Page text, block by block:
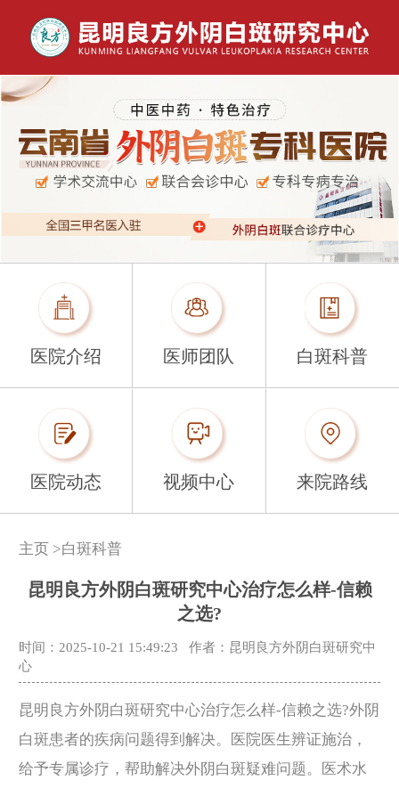
医院介绍 医师团队 白斑科普
医院动态 视频中心 来院路线
主页 >白斑科普
昆明良方外阴白斑研究中心治疗怎么样-信赖
之选?
时间：2025-10-21 15:49:23
作者：昆明良方外阴白斑研究中
心
昆明良方外阴白斑研究中心治疗怎么样-信赖之选?外阴
白斑患者的疾病问题得到解决。医院医生辨证施治，
给予专属诊疗，帮助解决外阴白斑疑难问题。医术水